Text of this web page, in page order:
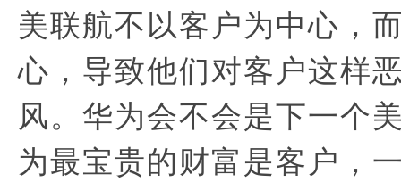
美联航不以客户为中心，
心，导致他们对客户这样
风。华为会不会是下一个
为最宝贵的财富是客户，